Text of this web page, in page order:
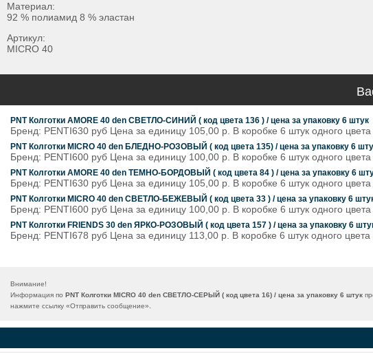
Материал:
92 % полиамид 8 % эластан
Артикул:
MICRO 40
PNT Колготки AMORE 40 den СВЕТЛО-СИНИЙ ( код цвета 136 ) / цена за упаковку 6 штук
Бренд: PENTI630 руб Цена за единицу 105,00 р. В коробке 6 штук одного
PNT Колготки MICRO 40 den БЛЕДНО-РОЗОВЫЙ ( код цвета 135) / цена за упаковку 6
Бренд: PENTI600 руб Цена за единицу 100,00 р. В коробке 6 штук одного
PNT Колготки AMORE 40 den ТЕМНО-БОРДОВЫЙ ( код цвета 84 ) / цена за упаковку 6
Бренд: PENTI630 руб Цена за единицу 105,00 р. В коробке 6 штук одного
PNT Колготки MICRO 40 den СВЕТЛО-БЕЖЕВЫЙ ( код цвета 33 ) / цена за упаковку 6
Бренд: PENTI600 руб Цена за единицу 100,00 р. В коробке 6 штук одного
PNT Колготки FRIENDS 30 den ЯРКО-РОЗОВЫЙ ( код цвета 157 ) / цена за упаковку 6
Бренд: PENTI678 руб Цена за единицу 113,00 р. В коробке 6 штук одного
Внимание!
Информация по PNT Колготки MICRO 40 den СВЕТЛО-СЕРЫЙ ( код цвета 16) / цена за упаковку 6 штук
нажмите ссылку «Отправить сообщение».